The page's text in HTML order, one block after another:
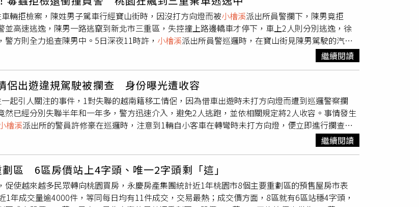
蛋白區房市不淡。桃園市去年推案量3926.9億元，年增46.3%，共有4案破百億元，分別為中路重劃
客運園區的「璟都航空城」，與A7重劃區的「富宇富御」、「鴻築捷市閱」，皆為知名熱區，建商
另在桃園區與中壢區兩大熱區各有800多億元的量能，建商看好與雙北的比價效益，以及區域建
包括中路、小檜溪、青埔、A20興南站、過嶺等地都見話題新案，拉抬出量體。基隆市出現220.3%
僅288.2億元，顯然2023年的推案太少所致，去年一大亮點是暖暖區的「甲山林城上城2-美麗上
能，一案撐起基隆半邊天，在鄰近新北、價格親民，未來還有捷運題材等優勢，吸引建商興案，白
出指標案也印證後況可期。觀察各縣市表現，新北市去年推案量5514.4億元，居北台之首。（圖／
桃爆量不意外 新竹年減12.6%跌破眼鏡相對之下，新竹地區量體走衰，2024年推案量1492.7億元，
釋，前年在東區、竹北、竹東各有新案推出80~90億元，甚至破百億元量體，去年則僅東區「春
銷，其餘指標案皆低於80億元，顯見落差。加以核心東區開發飽和，竹北建商又惜推，外圍區域行
量所致。宜蘭地區2024年只有一案超過10億元，前年還有3案，本就為二線城市，加上雪隧的塞車
統建設尚未到位，與雙北的地緣關係趨弱，去年上半年大環境熱潮亦與他無關，反而下半場利空還
域型房市，發展有限。陳炳辰指出，2025年房市是否走出利空陰霾還不明確，但諸如台北市大直、
、A7，及新北市林口新市鎮、中和左岸，與新竹市東區等地均有預告指標案，畢竟相關預算事前布
整體蛇年推案情勢仍得看回溫幅度，陳炳辰認為，若依然呈現負面展望，大案或許改成分階段推
，能延就延，肯定的是將不再爆量，可能下修1~2成回到1.2至1.3兆元。 房價十大鬆動區出
寒」將至！食衣住行育樂 開運養生禁忌一次看 年前交屋潮！12月房
的首環宜居地。而串聯萬坪森林公園，「亞昕森丰」以建築四周皆退縮50米的環繞綠意，打造全區
地標，更是和「亞昕向陽」、「亞昕一見」共同接續令人驚豔的綠色生活地圖，對應桃園市心小檜
主軸，「亞昕森丰」可謂是真正共鳴城市發展軸線的領銜個案。亞昕身為日本職人工藝的精鑄品
主題規劃，到建築工法細節皆面面講究；引進東京風尚空間美學，以及京都散策的景觀造藝，「亞
端又細膩，營造出不同於區域的雅緻氛圍，加上深厚人文底蘊與潤溫色調的建築表情，更是成為小
望的經典風景，各界對於未來「亞昕森丰」的成型，都是充滿期待，也正熱烈指定購買。接待會館
路二段216號（亞昕向陽一樓）迎賓專線｜03-335-2777
輛拒檢案，陳姓男子駕車行經寶山街時，因沒打方向燈而被小檜溪派出所員警攔下，陳男竟拒
並高速逃逸，陳男一路逃竄到新北市三重區，失控撞上路邊轎車才停下，車上2人則分別逃逸，徐
警方則全力追查陳男中。5日深夜11時許， 小檜溪派出所員警巡邏時，在寶山街見陳男駕駛的汽車
警立刻上前攔查勸導，陳男卻拒絕停車，更一度要衝撞員警，最終猛踩油門逃逸。警方則通知線上
沿途蛇行、高速行駛，沿龜山、新莊跑到三重，最終在三重因撞上路邊轎車而停下，車上2人分頭
當場逮捕。警方則立刻展開追查。警方起初俗稱喪屍煙彈的依託咪酯，訊問後依違反毒品管制條
移送桃園地檢署偵辦，並全力追查陳男中。
繼續閱讀
侶出遊違規駕駛被攔查 身份曝光遭收容
起引人關注的事件，1對失聯的越南籍移工情侶，因為借車出遊時未打方向燈而遭到巡邏警察攔
然已經分別失聯半年和一年多，警方迅速介入，避免2人逃跑，並依相關規定將2人收容。事情發生
檜溪派出所的警員許修豪在巡邏時，注意到1輛自小客車在轉彎時未打方向燈，便立即進行攔查並
駕駛人阿登（48歲，越南籍）在被要求出示證件時，警方查詢後驚覺已經被通報失聯超過1年，隨
方請其下車並進行酒測。在這一過程中，警方還對車上的女乘客阿葉（42歲，越南籍）進行身份查
阿登因為工作期滿即將回國，卻希望繼續留在台灣工作而選擇失聯；而阿葉則因對公司制度不滿
同工作生活後，利用假日借車出遊，卻因為違規而被查獲。警方對此事件表示，失聯移工的狀況
工作和生活壓力選擇失聯，希望這次事件能夠提醒其他移工遵守法律規定，合法工作；同時，警方
繼續閱讀
區 6區房價站上4字頭、唯一2字頭剩「這」
促使越來越多民眾轉向桃園買房，永慶房產集團統計近1年桃園市8個主要重劃區的預售屋房市表
1年成交量逾4000件，等同每日均有11件成交，交易最熱；成交價方面，8區就有6區站穩4字頭，